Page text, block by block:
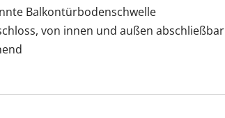
Balkontürbodenschwelle
von innen und außen abschließbar